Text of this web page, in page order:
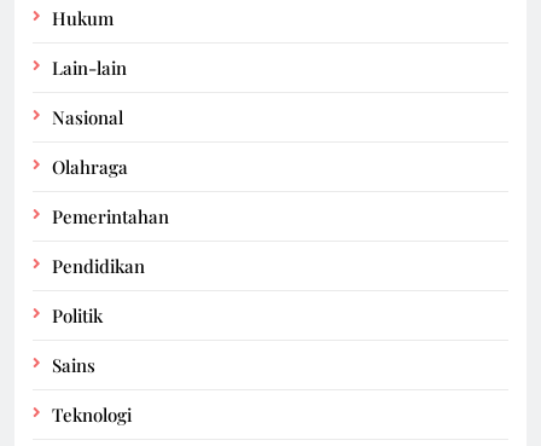
Hukum
Lain-lain
Nasional
Olahraga
Pemerintahan
Pendidikan
Politik
Sains
Teknologi